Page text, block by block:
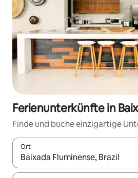
Ferienunterkünfte in
Finde und buche einzigartige
Ort
Wenn Ergebnisse verfügbar sind,